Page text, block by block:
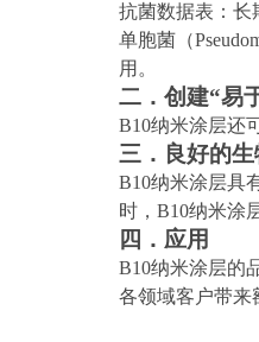
抗菌数据表：长
单胞菌（
用。
二．创建“易
B10纳米涂层还
三．良好的
B10纳米涂层具
时， B10纳米涂
四．应用
B10纳米涂层的
各领域客户带来